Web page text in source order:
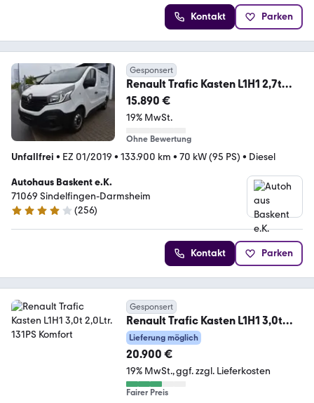
Kontakt Parken
Gesponsert
Renault Trafic Kasten L1H1 2,7t
Komfort*AHK*KLIMA*AUDIO
15.890 €
19% MwSt.
Ohne Bewertung
Unfallfrei • EZ 01/2019 • 133.900 km • 70 kW (95 PS) • Diesel
Autohaus Baskent e.K.
71069 Sindelfingen-Darmsheim
4.2 Sterne
(256)
Kontakt Parken
Gesponsert
Renault Trafic Kasten L1H1 3,0t
2,0Ltr. 131PS Komfort
Lieferung möglich
20.900 €
19% MwSt. ggf. zzgl. Lieferkosten
Fairer Preis